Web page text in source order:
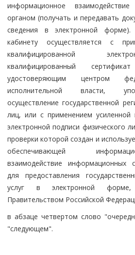
информационное
органом (получать и передавать
сведения в электронной
кабинету осуществляется с
квалифицированной
квалифицированный
удостоверяющим центром
исполнительной власти,
осуществление государственной
лиц, или с применением усиленной
электронной подписи физического
проверки которой создан и
обеспечивающей
взаимодействие информационных
для предоставления
услуг в электронной
Правительством Российской
в абзаце четвертом слово
"следующем".